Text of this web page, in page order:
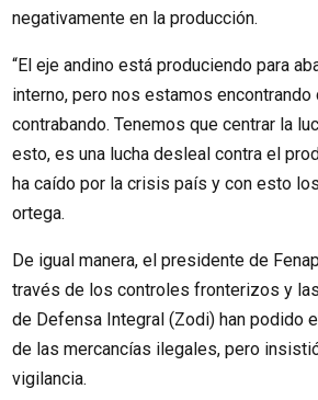
negativamente en la producción.
“El eje andino está produciendo para
interno, pero nos estamos
contrabando. Tenemos que centrar la
esto, es una lucha desleal contra el
ha caído por la crisis país y con esto
ortega.
De igual manera, el presidente de
través de los controles fronterizos y
de Defensa Integral (Zodi) han podido
de las mercancías ilegales, pero
vigilancia.